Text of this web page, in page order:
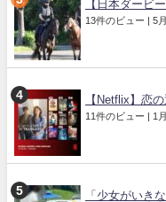
【日本ダービ
13件のビュー | 5
【Netflix】恋
11件のビュー | 1
「少女がいき